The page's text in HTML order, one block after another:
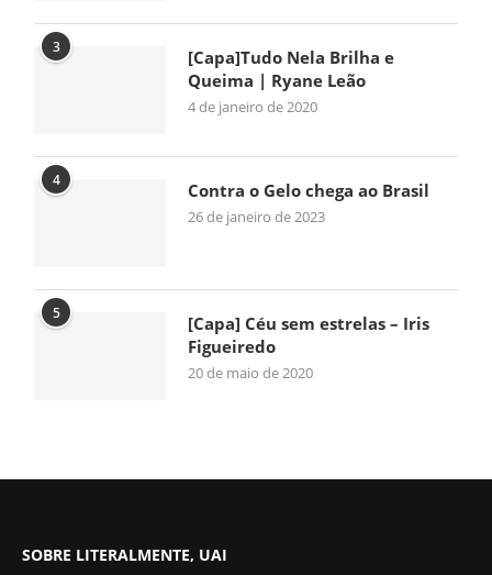
3
[Capa]Tudo Nela Brilha e
Queima | Ryane Leão
4 de janeiro de 2020
4 Contra o Gelo chega ao Brasil
26 de janeiro de 2023
5
[Capa] Céu sem estrelas – Iris
Figueiredo
20 de maio de 2020
SOBRE LITERALMENTE, UAI